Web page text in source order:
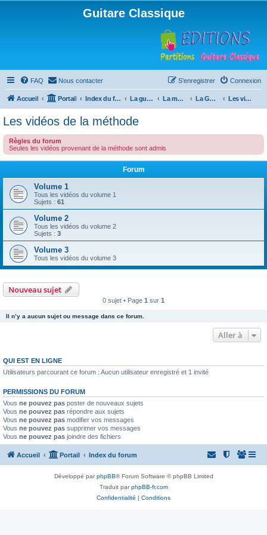
Guitare Classique
FAQ Nous contacter Connexion
S’enregistrer
Accueil Portail Index du forum La guitare : instrument, cours et théorie La méthode à Paulo La Guitare, Paulo da Fontoura Les vidéos de la méthode
Les vidéos de la méthode
Règles du forum
Seules les vidéos provenant de la méthode sont admis
Forum
Volume 1
Tous les vidéos du volume 1
Sujets : 61
Volume 2
Tous les vidéos du volume 2
Sujets : 3
Volume 3
Tous les vidéos du volume 3
Nouveau sujet
0 sujet • Page 1 sur 1
Il n’y a aucun sujet ou message dans ce forum.
Aller à
QUI EST EN LIGNE
Utilisateurs parcourant ce forum : Aucun utilisateur enregistré et 1 invité
PERMISSIONS DU FORUM
Vous ne pouvez pas poster de nouveaux sujets
Vous ne pouvez pas répondre aux sujets
Vous ne pouvez pas modifier vos messages
Vous ne pouvez pas supprimer vos messages
Vous ne pouvez pas joindre des fichiers
Accueil Portail Index du forum
Développé parphpBB® Forum Software © phpBB Limited
Traduit parphpBB-fr.com
Confidentialité | Conditions